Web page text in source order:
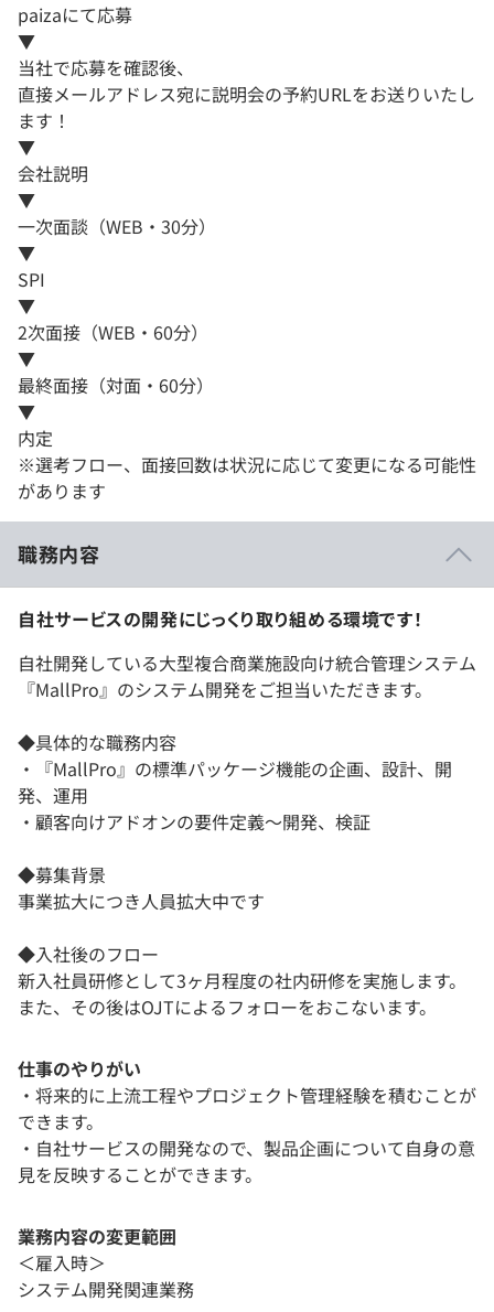
paizaにて応募
▼
当社で応募を確認後、
直接メールアドレス宛に説明会の予約URLをお送りいたし
ます！
▼
会社説明
▼
一次面談（WEB・30分）
▼
SPI
▼
2次面接（WEB・60分）
▼
最終面接（対面・60分）
▼
内定
※選考フロー、面接回数は状況に応じて変更になる可能性
があります
職務内容
自社サービスの開発にじっくり取り組める環境です！
自社開発している大型複合商業施設向け統合管理システム
『MallPro』のシステム開発をご担当いただきます。
◆具体的な職務内容
・『MallPro』の標準パッケージ機能の企画、設計、開
発、運用
・顧客向けアドオンの要件定義～開発、検証
◆募集背景
事業拡大につき人員拡大中です
◆入社後のフロー
新入社員研修として3ヶ月程度の社内研修を実施します。
また、その後はOJTによるフォローをおこないます。
仕事のやりがい
・将来的に上流工程やプロジェクト管理経験を積むことが
できます。
・自社サービスの開発なので、製品企画について自身の意
見を反映することができます。
業務内容の変更範囲
＜雇入時＞
システム開発関連業務